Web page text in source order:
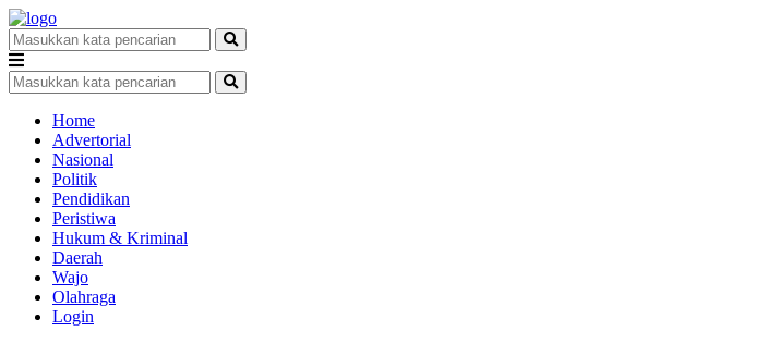
Home
Advertorial
Nasional
Politik
Pendidikan
Peristiwa
Hukum & Kriminal
Daerah
Wajo
Olahraga
Login